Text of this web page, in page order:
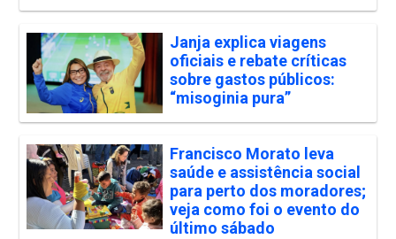
Janja explica viagens
oficiais e rebate críticas
sobre gastos públicos:
“misoginia pura”
Francisco Morato leva
saúde e assistência social
para perto dos moradores;
veja como foi o evento do
último sábado